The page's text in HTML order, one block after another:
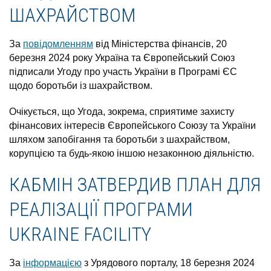
ШАХРАЙСТВОМ
За повідомленням від Міністерства фінансів, 20
березня 2024 року Україна та Європейський Союз
підписали Угоду про участь України в Програмі ЄС
щодо боротьби із шахрайством.
Очікується, що Угода, зокрема, сприятиме захисту
фінансових інтересів Європейського Союзу та України
шляхом запобігання та боротьби з шахрайством,
корупцією та будь-якою іншою незаконною діяльністю.
КАБМІН ЗАТВЕРДИВ ПЛАН ДЛЯ
РЕАЛІЗАЦІЇ ПРОГРАМИ
UKRAINE FACILITY
За інформацією з Урядового порталу, 18 березня 2024